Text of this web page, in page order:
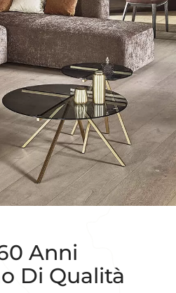
Anni
Di Qualità